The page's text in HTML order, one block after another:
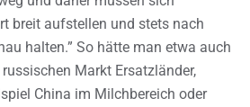
breit aufstellen und stets nach
halten.” So hätte man etwa auch
Markt Ersatzländer,
China im Milchbereich oder